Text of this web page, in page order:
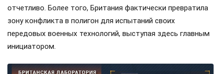
отчетливо. Более того, Британия фактически превратила
зону конфликта в полигон для испытаний своих
передовых военных технологий, выступая здесь главным
инициатором.